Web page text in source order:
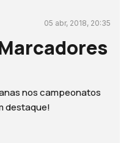
05 abr, 2018, 20:35
nos campeonatos
destaque!